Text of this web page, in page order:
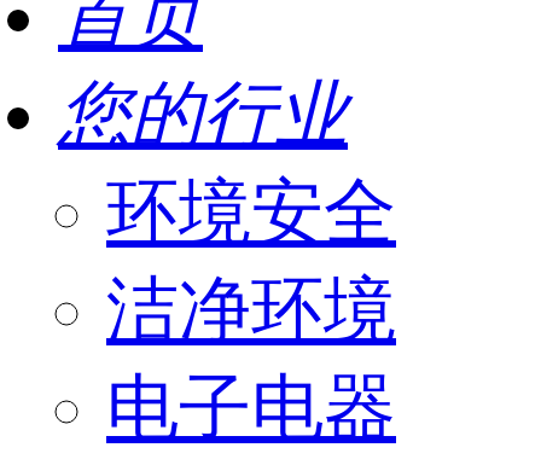
首页
您的行业
环境安全
洁净环境
电子电器